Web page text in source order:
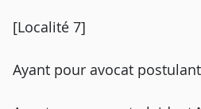
[Localité 7]
Ayant pour avocat postulant